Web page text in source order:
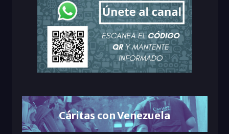
Cáritas con Venezuela